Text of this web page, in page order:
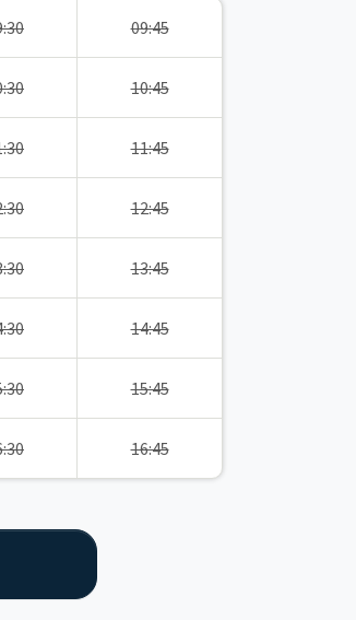
09:45
10:45
11:45
12:45
13:45
14:45
15:45
16:45